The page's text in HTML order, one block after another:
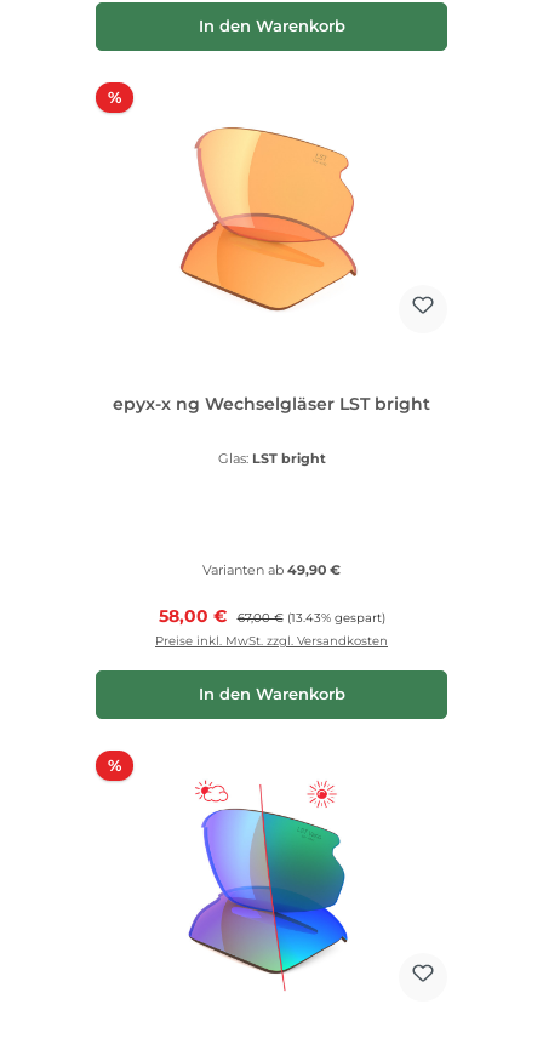
In den Warenkorb
%Rabatt
epyx-x ng Wechselgläser LST bright
Glas: LST bright
Varianten ab 49,90 €
Verkaufspreis:
58,00 € Regulärer Preis:
67,00 € (13.43% gespart)
Preise inkl. MwSt. zzgl. Versandkosten
In den Warenkorb
%Rabatt